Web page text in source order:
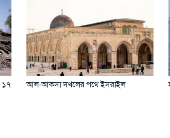
জাহাজ,
ব্রাজিল রাষ্ট্রদূতের ভিসা বাতিল যুক্তরাষ্ট্রের